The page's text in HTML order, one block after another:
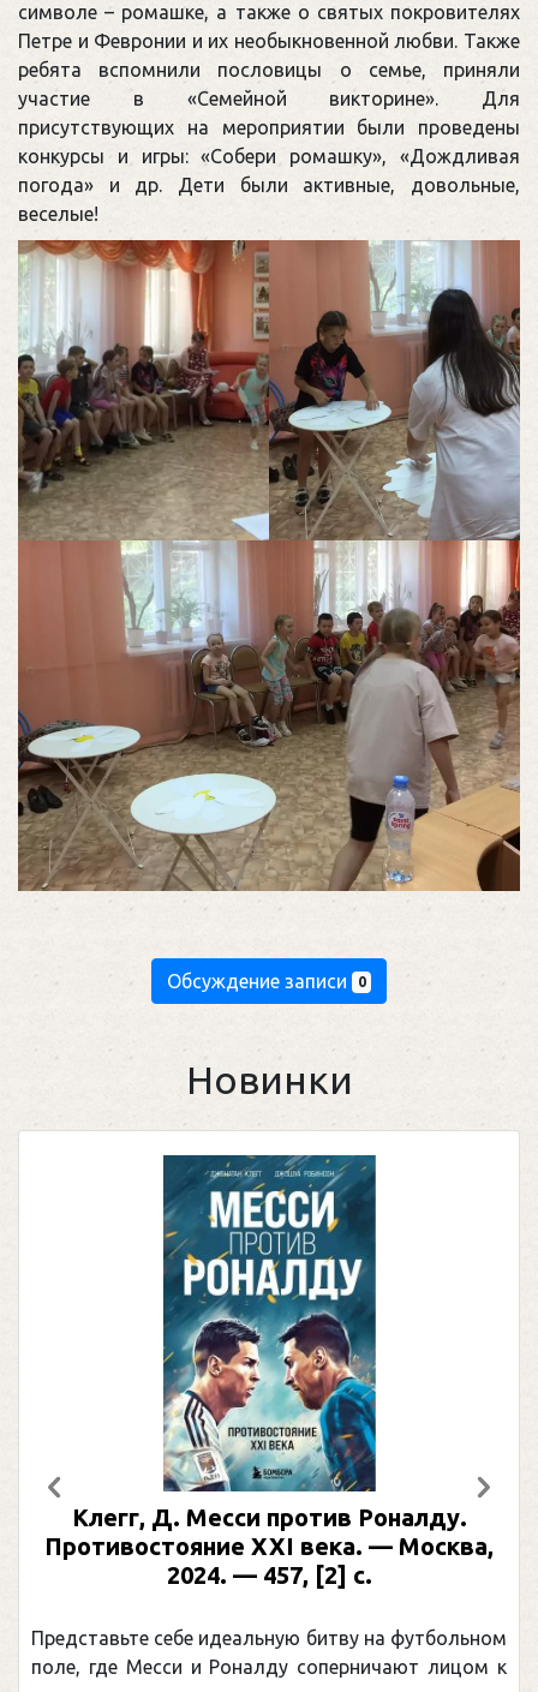
символе – ромашке, а также о святых покровителях
Петре и Февронии и их необыкновенной любви. Также
ребята вспомнили пословицы о семье, приняли
участие в «Семейной викторине». Для
присутствующих на мероприятии были проведены
конкурсы и игры: «Собери ромашку», «Дождливая
погода» и др. Дети были активные, довольные,
веселые!
Обсуждение записи 0
Новинки
Клегг, Д. Месси против Роналду.
Противостояние XXI века. — Москва,
2024. — 457, [2] с.
Представьте себе идеальную битву на футбольном
поле, где Месси и Роналду соперничают лицом к
Предыдущий